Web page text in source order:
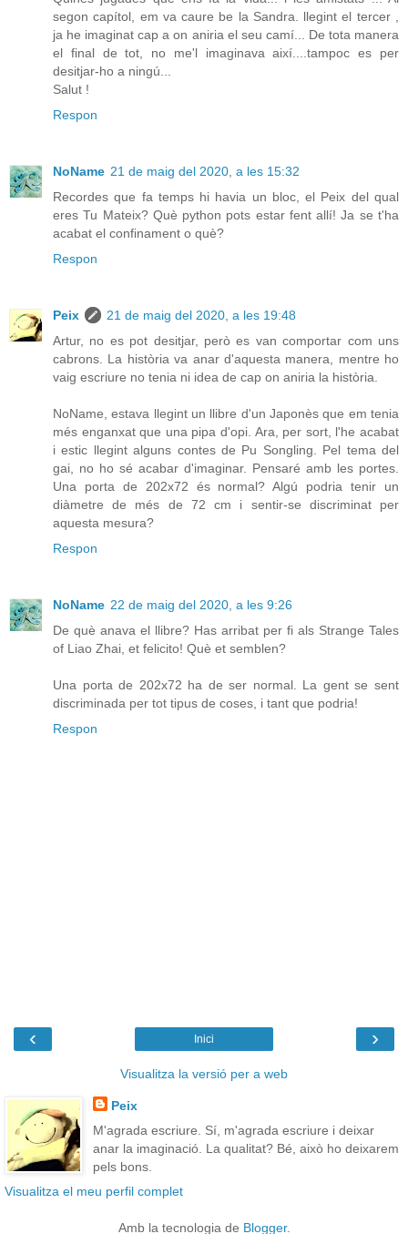
segon capítol, em va caure be la Sandra. llegint el tercer ,
ja he imaginat cap a on aniria el seu camí... De tota manera
el final de tot, no me'l imaginava així....tampoc es per
desitjar-ho a ningú...
Salut !
Respon
NoName 21 de maig del 2020, a les 15:32
Recordes que fa temps hi havia un bloc, el Peix del qual
eres Tu Mateix? Què python pots estar fent allí! Ja se t'ha
acabat el confinament o què?
Respon
Peix
21 de maig del 2020, a les 19:48
Artur, no es pot desitjar, però es van comportar com uns
cabrons. La història va anar d'aquesta manera, mentre ho
vaig escriure no tenia ni idea de cap on aniria la història.
NoName, estava llegint un llibre d'un Japonès que em tenia
més enganxat que una pipa d'opi. Ara, per sort, l'he acabat
i estic llegint alguns contes de Pu Songling. Pel tema del
gai, no ho sé acabar d'imaginar. Pensaré amb les portes.
Una porta de 202x72 és normal? Algú podria tenir un
diàmetre de més de 72 cm i sentir-se discriminat per
aquesta mesura?
Respon
NoName 22 de maig del 2020, a les 9:26
De què anava el llibre? Has arribat per fi als Strange Tales
of Liao Zhai, et felicito! Què et semblen?
Una porta de 202x72 ha de ser normal. La gent se sent
discriminada per tot tipus de coses, i tant que podria!
Respon
‹ ›
Inici
Visualitza la versió per a web
Peix
M'agrada escriure. Sí, m'agrada escriure i deixar
anar la imaginació. La qualitat? Bé, això ho deixarem
pels bons.
Visualitza el meu perfil complet
Amb la tecnologia de Blogger.